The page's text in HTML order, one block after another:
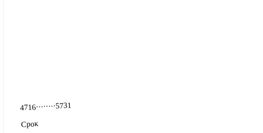
4716········5731
Срок